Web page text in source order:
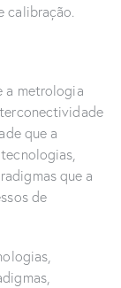
calibração.
a metrologia
que a
que a
de